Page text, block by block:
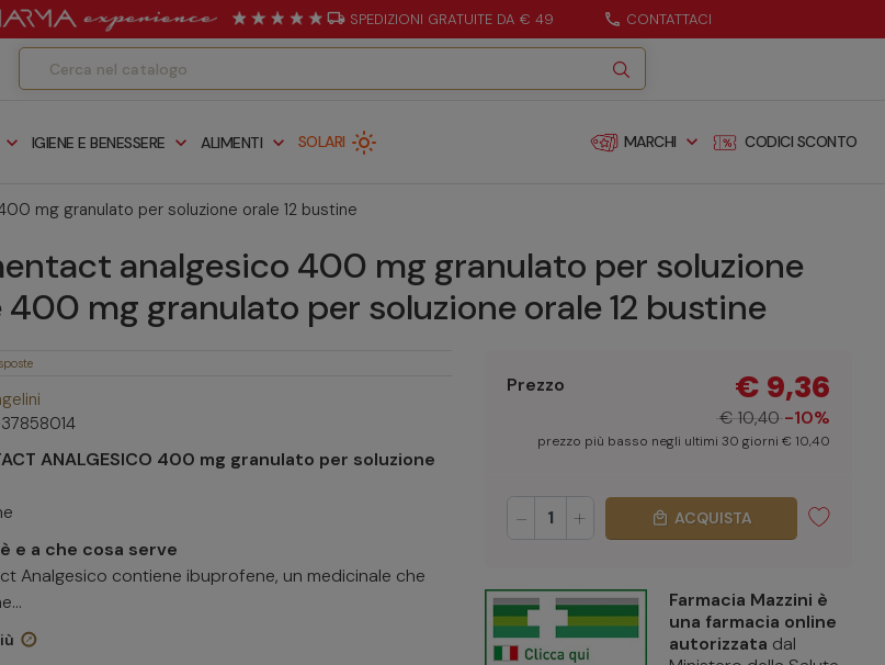
local_shipping SPEDIZIONI GRATUITE DA € 49 call CONTATTACI
expand_more IGIENE E BENESSERE expand_more ALIMENTI expand_more MARCHI expand_more CODICI SCONTO
SOLARI light_mode
mg granulato per soluzione orale 12 bustine
analgesico 400 mg granulato per soluzione
400 mg granulato per soluzione orale 12 bustine
ANALGESICO 400 mg granulato per soluzione
e a che cosa serve
Analgesico contiene ibuprofene, un medicinale che
€ 9,36
€ 10,40 -10%
Prezzo
prezzo più basso negli ultimi 30 giorni € 10,40
- + local_mall ACQUISTA
Farmacia Mazzini è
una farmacia online
autorizzata dal